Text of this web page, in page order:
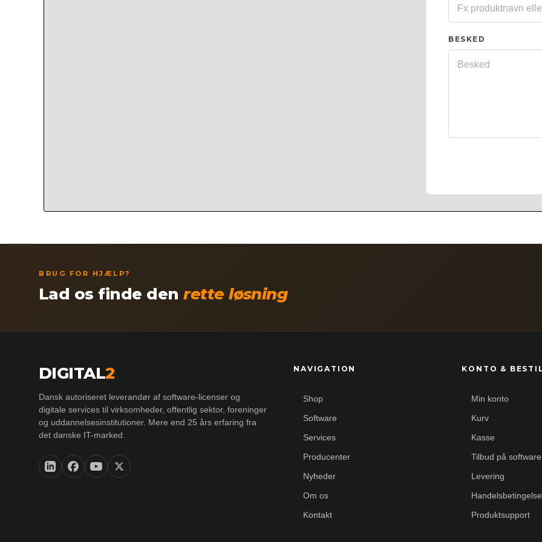
BESKED
BRUG FOR HJÆLP?
Lad os finde denrette løsning
DIGITAL2
Dansk autoriseret leverandør af software-licenser og
digitale services til virksomheder, offentlig sektor, foreninger
og uddannelsesinstitutioner. Mere end 25 års erfaring fra
det danske IT-marked.
NAVIGATION
Shop
Software
Services
Producenter
Nyheder
Om os
Kontakt
KONTO &
Min konto
Kurv
Kasse
Tilbud på software
Levering
Produktsupport